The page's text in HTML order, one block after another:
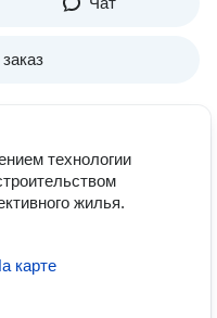
технологии
жилья.
карте